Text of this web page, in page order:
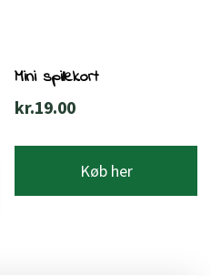
Mini spillekort
kr.19.00
Køb her